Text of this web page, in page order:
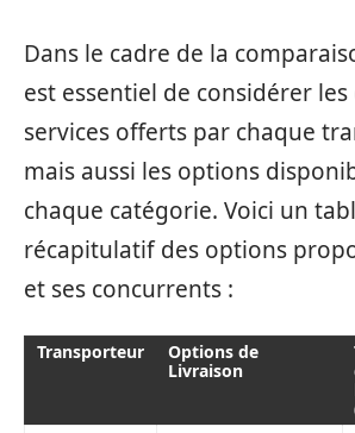
Dans le cadre de la
est essentiel de considérer
services offerts par chaque
mais aussi les options
chaque catégorie. Voici un
récapitulatif des options
et ses concurrents :
Transporteur
Options de
Livraison